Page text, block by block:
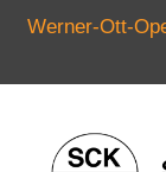
Werner-Ott-
springen